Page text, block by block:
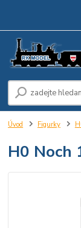
Úvod Figurky
H0 Noch